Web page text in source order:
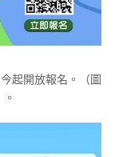
起開放報名。（圖